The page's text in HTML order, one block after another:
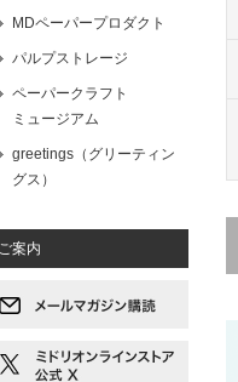
MDペーパープロダクト
パルプストレージ
ペーパークラフト
ミュージアム
greetings（グリーティン
グス）
ご案内